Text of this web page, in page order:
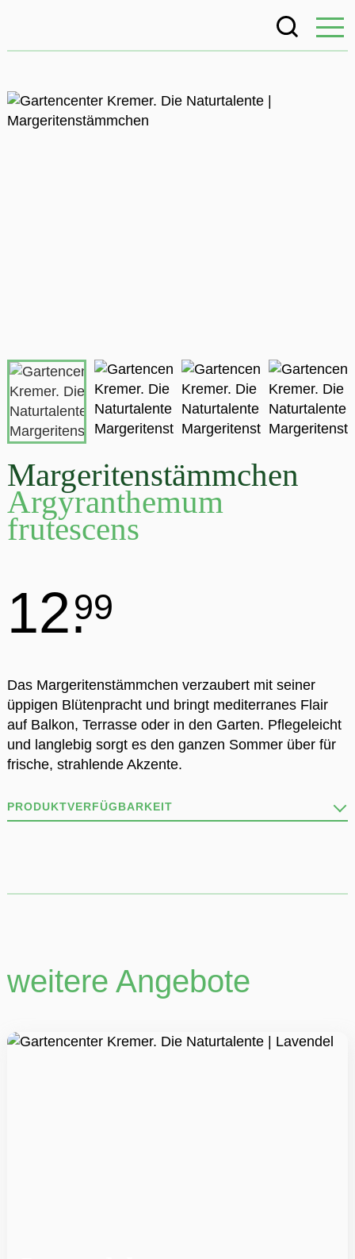
Margeritenstämmchen
Argyranthemum
frutescens
12.99
Das Margeritenstämmchen verzaubert mit seiner
üppigen Blütenpracht und bringt mediterranes Flair
auf Balkon, Terrasse oder in den Garten. Pflegeleicht
und langlebig sorgt es den ganzen Sommer über für
frische, strahlende Akzente.
PRODUKTVERFÜGBARKEIT
ZU DEN STANDORTEN
weitere Angebote